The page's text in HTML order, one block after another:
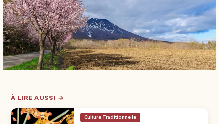
À LIRE AUSSI →
Culture Traditionnelle